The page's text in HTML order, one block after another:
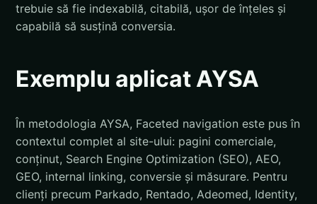
trebuie să fie indexabilă, citabilă, ușor de înțeles și
capabilă să susțină conversia.
Exemplu aplicat AYSA
În metodologia AYSA, Faceted navigation este pus în
contextul complet al site-ului: pagini comerciale,
conținut, Search Engine Optimization (SEO), AEO,
GEO, internal linking, conversie și măsurare. Pentru
clienți precum Parkado, Rentado, Adeomed, Identity,